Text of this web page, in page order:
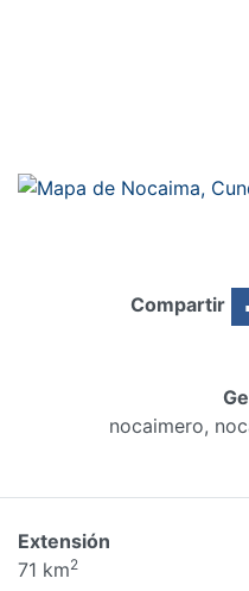
Compartir
nocaimero,
Extensión
71 km2